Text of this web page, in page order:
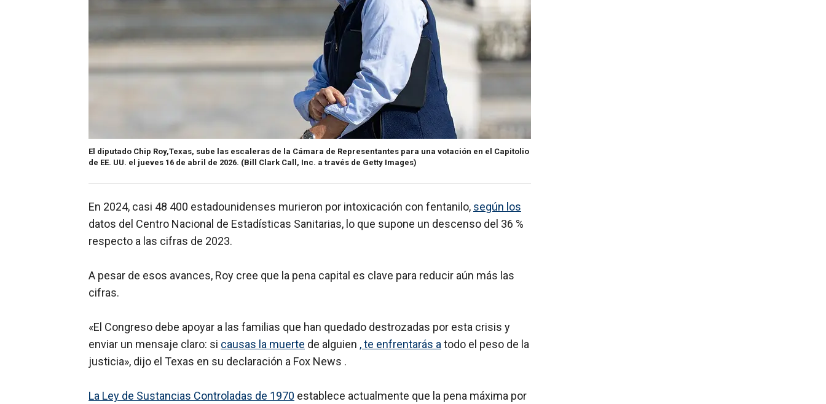
El diputado Chip Roy,Texas, sube las escaleras de la Cámara de Representantes para una votación en el Capitolio
de EE. UU. el jueves 16 de abril de 2026. (Bill Clark Call, Inc. a través de Getty Images)
En 2024, casi 48 400 estadounidenses murieron por intoxicación con fentanilo, según los
datos del Centro Nacional de Estadísticas Sanitarias, lo que supone un descenso del 36 %
respecto a las cifras de 2023.
A pesar de esos avances, Roy cree que la pena capital es clave para reducir aún más las
cifras.
«El Congreso debe apoyar a las familias que han quedado destrozadas por esta crisis y
enviar un mensaje claro: si causas la muerte de alguien , te enfrentarás atodo el peso de la
justicia», dijo el Texas en su declaración a Fox News .
La Ley de Sustancias Controladas de 1970 establece actualmente que la pena máxima por